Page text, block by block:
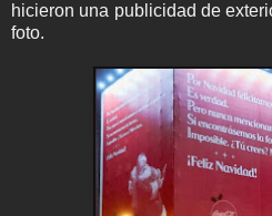
hicieron una publicidad de
foto.